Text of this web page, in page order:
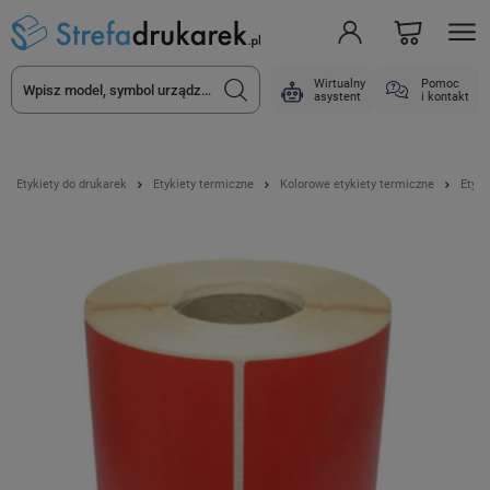
Wirtualny
asystent
Pomoc
i kontakt
Etykiety do drukarek Etykiety termiczne Kolorowe etykiety termiczne